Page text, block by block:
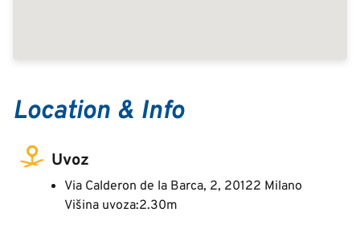
Location & Info
Uvoz
Via Calderon de la Barca, 2, 20122 Milano
Višina uvoza:2.30m